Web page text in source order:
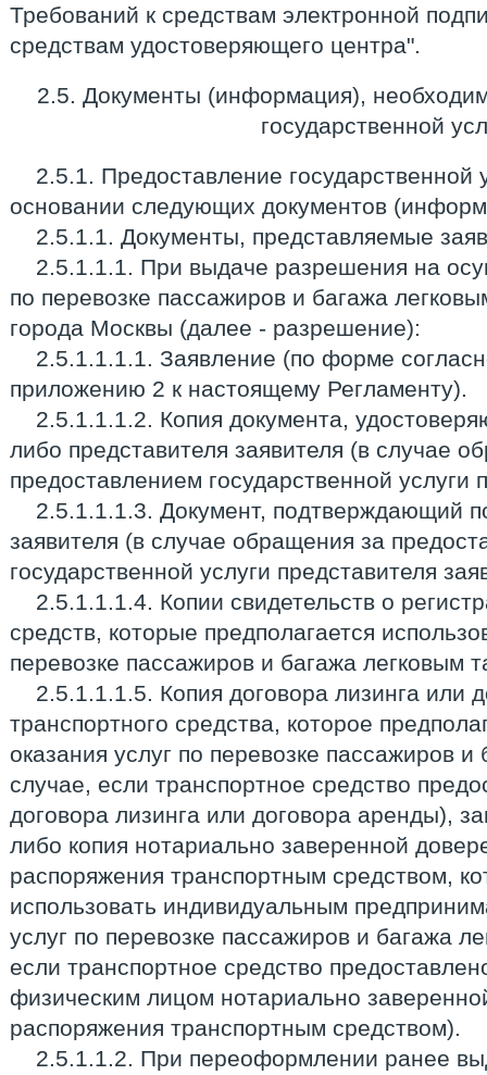
Требований к средствам электронной
средствам удостоверяющего центра".
2.5. Документы (информация),
государственной
2.5.1. Предоставление государственной
основании следующих документов
2.5.1.1. Документы, представляемые
2.5.1.1.1. При выдаче разрешения на
по перевозке пассажиров и багажа
города Москвы (далее - разрешение):
2.5.1.1.1.1. Заявление (по форме
приложению 2 к настоящему Регламенту).
2.5.1.1.1.2. Копия документа,
либо представителя заявителя (в случае
предоставлением государственной услуги
2.5.1.1.1.3. Документ, подтверждающий
заявителя (в случае обращения за
государственной услуги представителя
2.5.1.1.1.4. Копии свидетельств о
средств, которые предполагается
перевозке пассажиров и багажа легковым
2.5.1.1.1.5. Копия договора лизинга или
транспортного средства, которое
оказания услуг по перевозке пассажиров и
случае, если транспортное средство
договора лизинга или договора аренды),
либо копия нотариально заверенной
распоряжения транспортным средством,
использовать индивидуальным
услуг по перевозке пассажиров и багажа
если транспортное средство
физическим лицом нотариально
распоряжения транспортным средством).
2.5.1.1.2. При переоформлении ранее